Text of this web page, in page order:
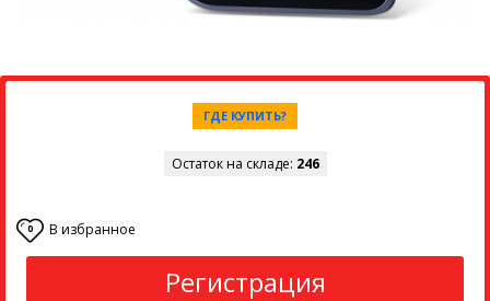
ГДЕ КУПИТЬ?
Остаток на складе: 246
0 В избранное
Регистрация